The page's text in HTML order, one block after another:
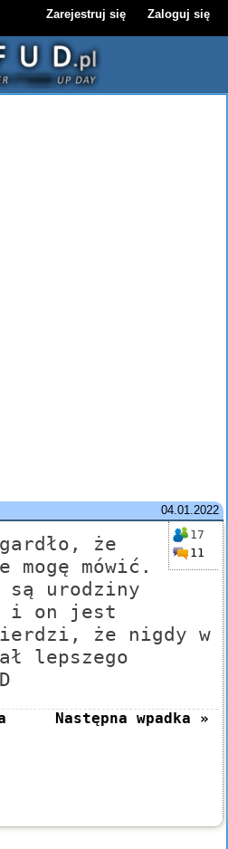
Zarejestruj się Zaloguj się
04.01.2022
17
11
że
mówić.
urodziny
i on jest
że nigdy w
lepszego
Następna wpadka »